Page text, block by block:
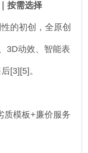
按需选择
的初创，全原创
3D动效、智能表
[3][5]。
质模板+廉价服务